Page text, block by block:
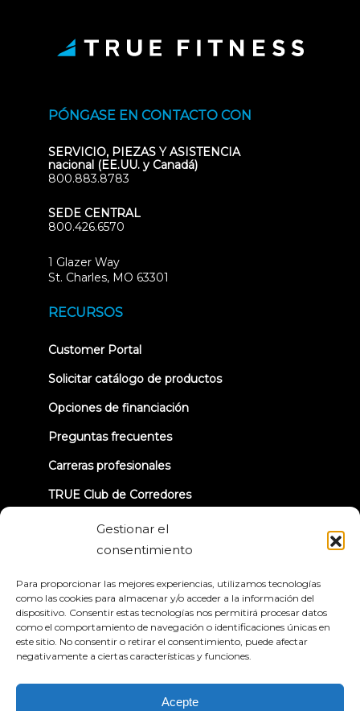
Gestionar el
consentimiento
Para proporcionar las mejores experiencias, utilizamos tecnologías
como las cookies para almacenar y/o acceder a la información del
dispositivo. Consentir estas tecnologías nos permitirá procesar datos
como el comportamiento de navegación o identificaciones únicas en
este sitio. No consentir o retirar el consentimiento, puede afectar
negativamente a ciertas características y funciones.
Acepte
PÓNGASE EN CONTACTO CON
SERVICIO, PIEZAS Y ASISTENCIA
nacional (EE.UU. y Canadá)
800.883.8783
SEDE CENTRAL
800.426.6570
1 Glazer Way
St. Charles, MO 63301
RECURSOS
Customer Portal(opens
new
Solicitar catálogo de productos
Opciones de financiación
Preguntas frecuentes
Carreras profesionales
TRUE Club de Corredores
Información sobre la retirada
Política de privacidad
Condiciones generales
Declaración de accesibilidad